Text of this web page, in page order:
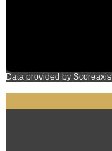
Data provided by Scoreaxis